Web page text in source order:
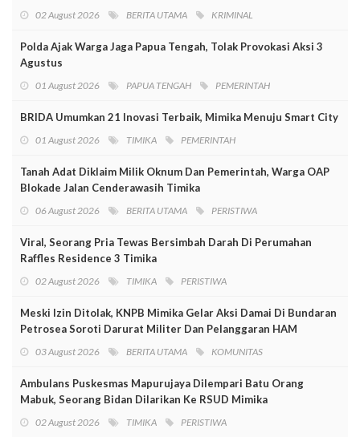
02 August 2026 BERITA UTAMA KRIMINAL
Polda Ajak Warga Jaga Papua Tengah, Tolak Provokasi Aksi 3
Agustus
01 August 2026 PAPUA TENGAH PEMERINTAH
BRIDA Umumkan 21 Inovasi Terbaik, Mimika Menuju Smart City
01 August 2026 TIMIKA PEMERINTAH
Tanah Adat Diklaim Milik Oknum Dan Pemerintah, Warga OAP
Blokade Jalan Cenderawasih Timika
06 August 2026 BERITA UTAMA PERISTIWA
Viral, Seorang Pria Tewas Bersimbah Darah Di Perumahan
Raffles Residence 3 Timika
02 August 2026 TIMIKA PERISTIWA
Meski Izin Ditolak, KNPB Mimika Gelar Aksi Damai Di Bundaran
Petrosea Soroti Darurat Militer Dan Pelanggaran HAM
03 August 2026 BERITA UTAMA KOMUNITAS
Ambulans Puskesmas Mapurujaya Dilempari Batu Orang
Mabuk, Seorang Bidan Dilarikan Ke RSUD Mimika
02 August 2026 TIMIKA PERISTIWA